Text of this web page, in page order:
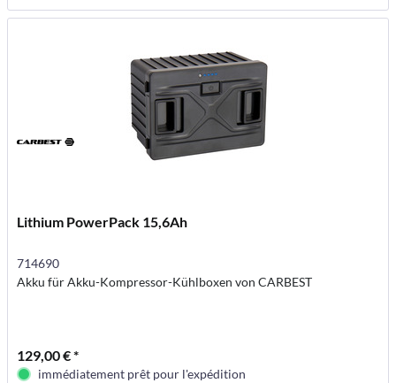
Lithium PowerPack 15,6Ah
714690
Akku für Akku-Kompressor-Kühlboxen von CARBEST
129,00 € *
immédiatement prêt pour l'expédition